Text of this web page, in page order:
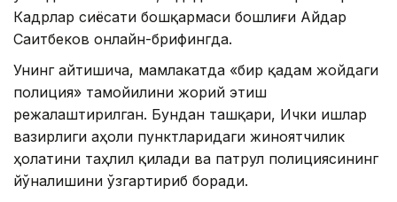
Кадрлар сиёсати бошқармаси бошлиғи Айдар
Саитбеков онлайн-брифингда.
Унинг айтишича, мамлакатда «бир қадам жойдаги
полиция» тамойилини жорий этиш
режалаштирилган. Бундан ташқари, Ички ишлар
вазирлиги аҳоли пунктларидаги жиноятчилик
ҳолатини таҳлил қилади ва патрул полициясининг
йўналишини ўзгартириб боради.